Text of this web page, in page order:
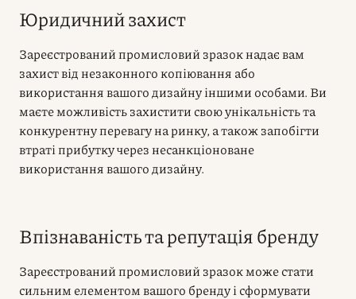
Юридичний захист
Зареєстрований промисловий зразок надає вам
захист від незаконного копіювання або
використання вашого дизайну іншими особами. Ви
маєте можливість захистити свою унікальність та
конкурентну перевагу на ринку, а також запобігти
втраті прибутку через несанкціоноване
використання вашого дизайну.
Впізнаваність та репутація бренду
Зареєстрований промисловий зразок може стати
сильним елементом вашого бренду і сформувати